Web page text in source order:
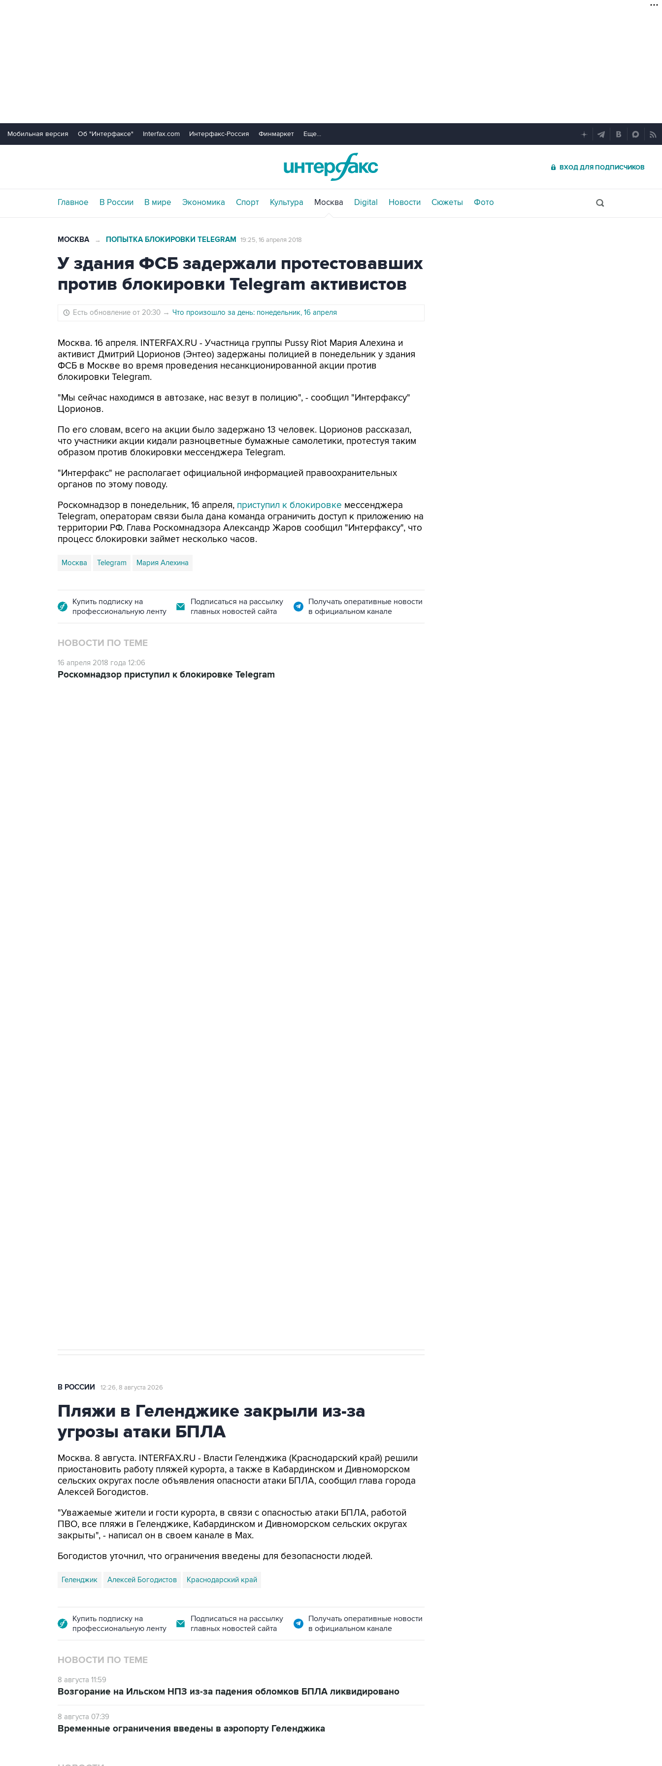
Мобильная версия Об "Интерфаксе" Interfax.com Интерфакс-Россия Финмаркет Еще...
ВХОД ДЛЯ ПОДПИСЧИКОВ
Главное В России В мире Экономика Спорт Культура Москва Digital Новости Сюжеты Фото
МОСКВА → ПОПЫТКА БЛОКИРОВКИ TELEGRAM 19:25, 16 апреля 2018
У здания ФСБ задержали протестовавших
против блокировки Telegram активистов
Есть обновление от 20:30 → Что произошло за день: понедельник, 16 апреля
Москва. 16 апреля. INTERFAX.RU - Участница группы Pussy Riot Мария Алехина и
активист Дмитрий Цорионов (Энтео) задержаны полицией в понедельник у здания
ФСБ в Москве во время проведения несанкционированной акции против
блокировки Telegram.
"Мы сейчас находимся в автозаке, нас везут в полицию", - сообщил "Интерфаксу"
Цорионов.
По его словам, всего на акции было задержано 13 человек. Цорионов рассказал,
что участники акции кидали разноцветные бумажные самолетики, протестуя таким
образом против блокировки мессенджера Telegram.
"Интерфакс" не располагает официальной информацией правоохранительных
органов по этому поводу.
Роскомнадзор в понедельник, 16 апреля, приступил к блокировке мессенджера
Telegram, операторам связи была дана команда ограничить доступ к приложению на
территории РФ. Глава Роскомнадзора Александр Жаров сообщил "Интерфаксу", что
процесс блокировки займет несколько часов.
Москва Telegram Мария Алехина
Купить подписку на
профессиональную ленту
Подписаться на рассылку
главных новостей сайта
Получать оперативные новости
в официальном канале
НОВОСТИ ПО ТЕМЕ
16 апреля 2018 года 12:06
Роскомнадзор приступил к блокировке Telegram
В РОССИИ 12:26, 8 августа 2026
Пляжи в Геленджике закрыли из-за
угрозы атаки БПЛА
Москва. 8 августа. INTERFAX.RU - Власти Геленджика (Краснодарский край) решили
приостановить работу пляжей курорта, а также в Кабардинском и Дивноморском
сельских округах после объявления опасности атаки БПЛА, сообщил глава города
Алексей Богодистов.
"Уважаемые жители и гости курорта, в связи с опасностью атаки БПЛА, работой
ПВО, все пляжи в Геленджике, Кабардинском и Дивноморском сельских округах
закрыты", - написал он в своем канале в Max.
Богодистов уточнил, что ограничения введены для безопасности людей.
Геленджик Алексей Богодистов Краснодарский край
Купить подписку на
профессиональную ленту
Подписаться на рассылку
главных новостей сайта
Получать оперативные новости
в официальном канале
НОВОСТИ ПО ТЕМЕ
8 августа 11:59
Возгорание на Ильском НПЗ из-за падения обломков БПЛА ликвидировано
8 августа 07:39
Временные ограничения введены в аэропорту Геленджика